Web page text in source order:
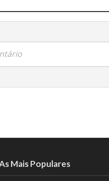
Mais Populares